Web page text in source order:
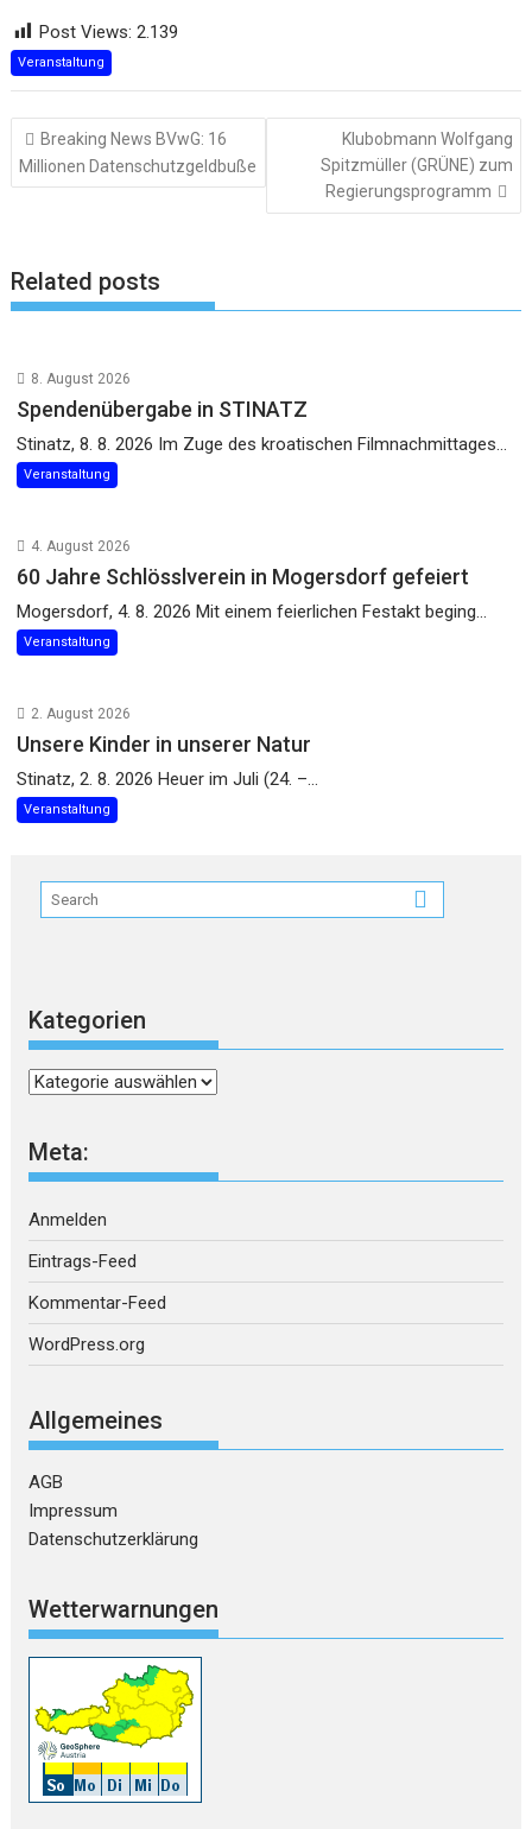
Post Views: 2.139
Veranstaltung
Beitragsnavigation
Breaking News BVwG: 16
Millionen Datenschutzgeldbuße
Klubobmann Wolfgang
Spitzmüller (GRÜNE) zum
Regierungsprogramm
Related posts
8. August 2026
Spendenübergabe in STINATZ
Stinatz, 8. 8. 2026 Im Zuge des kroatischen Filmnachmittages...
Veranstaltung
4. August 2026
60 Jahre Schlösslverein in Mogersdorf gefeiert
Mogersdorf, 4. 8. 2026 Mit einem feierlichen Festakt beging...
Veranstaltung
2. August 2026
Unsere Kinder in unserer Natur
Stinatz, 2. 8. 2026 Heuer im Juli (24. –...
Veranstaltung
Kategorien
Kategorien
Meta:
Anmelden
Eintrags-Feed
Kommentar-Feed
WordPress.org
Allgemeines
AGB
Impressum
Datenschutzerklärung
Wetterwarnungen